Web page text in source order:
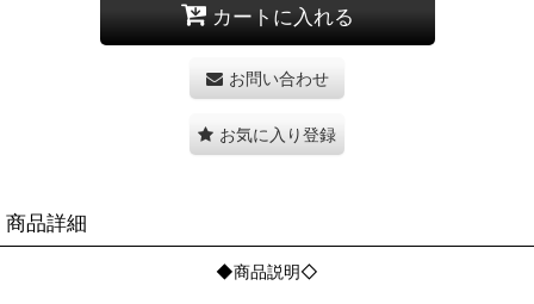
カートに入れる
お問い合わせ
お気に入り登録
商品詳細
◆商品説明◇